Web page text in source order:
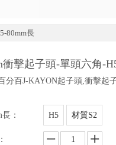
80mm長
衝擊起子頭-單頭六角-
分百J-KAYON起子頭,衝擊起
： H5 材質S2